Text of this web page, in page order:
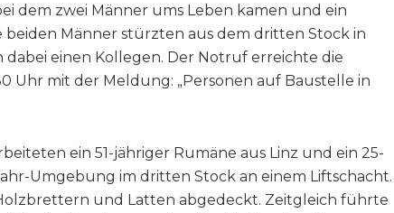
dem zwei Männer ums Leben kamen und ein
Männer stürzten aus dem dritten Stock in
einen Kollegen. Der Notruf erreichte die
Uhr mit der Meldung: „Personen auf Baustelle in
ein 51-jähriger Rumäne aus Linz und ein 25-
Umgebung im dritten Stock an einem Liftschacht.
und Latten abgedeckt. Zeitgleich führte